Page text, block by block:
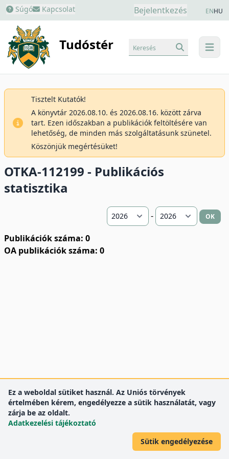
Súgó Kapcsolat Bejelentkezés ENHU
Tudóstér menu
Keresés
Tisztelt Kutatók!
A könyvtár 2026.08.10. és 2026.08.16. között zárva
tart. Ezen időszakban a publikációk feltöltésére van
lehetőség, de minden más szolgáltatásunk szünetel.
Köszönjük megértésüket!
OTKA-112199 - Publikációs
statisztika
- OK
Publikációk száma: 0
OA publikációk száma: 0
© 2012 Debreceni Egyetem
Ez a weboldal sütiket használ. Az Uniós törvények
értelmében kérem, engedélyezze a sütik használatát, vagy
zárja be az oldalt.
Adatkezelési tájékoztató
Sütik engedélyezése